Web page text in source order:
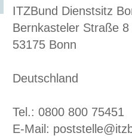
ITZBund Dienstsitz
Bernkasteler Straße 8
53175 Bonn
Deutschland
Tel.: 0800 800 75451
E-Mail: